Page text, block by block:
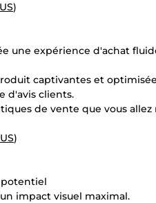
)
une expérience d'achat
captivantes et
d'avis clients.
de vente que vous
)
impact visuel maximal.